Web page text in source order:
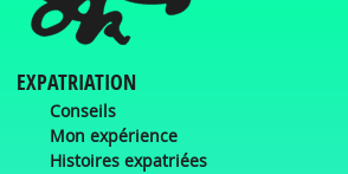
EXPATRIATION
Conseils
Mon expérience
Histoires expatriées